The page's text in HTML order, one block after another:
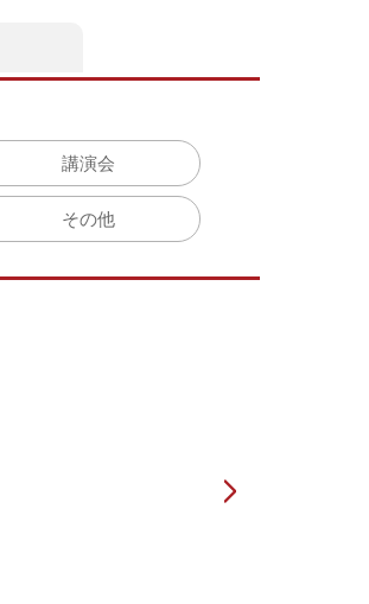
講演会
その他